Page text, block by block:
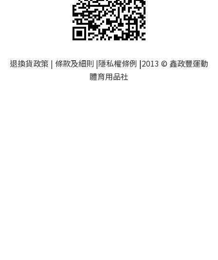
退換貨政策 | 條款及細則 |隱私權條例 |2013 © 鑫政豐運動
體育用品社